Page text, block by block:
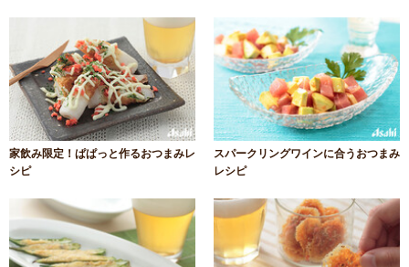
家飲み限定！ぱぱっと作るおつまみレ
シピ
スパークリングワインに合うおつまみ
レシピ